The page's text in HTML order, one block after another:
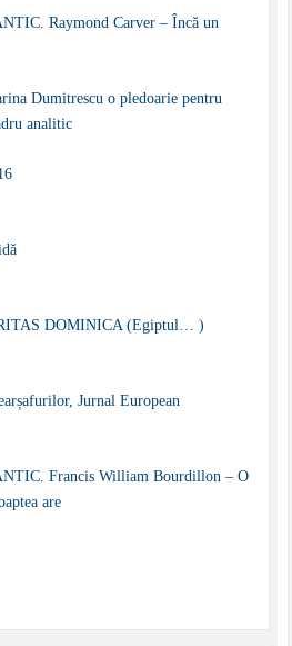
Raymond Carver – Încă un
Dumitrescu o pledoarie pentru
analitic
DOMINICA (Egiptul… )
Jurnal European
Francis William Bourdillon – O
are